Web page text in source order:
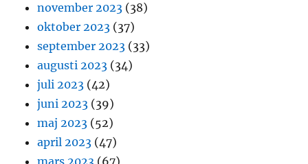
november 2023 (38)
oktober 2023 (37)
september 2023 (33)
augusti 2023 (34)
juli 2023 (42)
juni 2023 (39)
maj 2023 (52)
april 2023 (47)